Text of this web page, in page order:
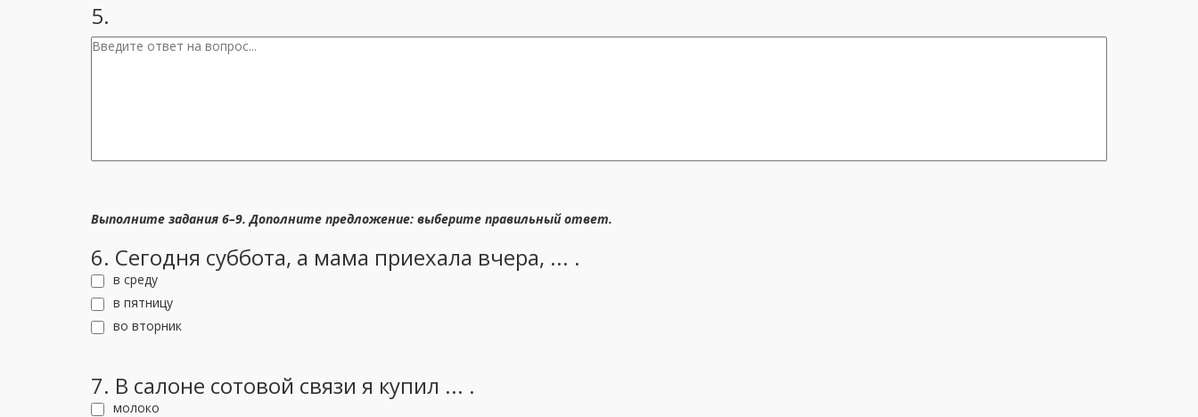
5.
Выполните задания 6–9. Дополните предложение: выберите правильный ответ.
6. Сегодня суббота, а мама приехала вчера, ... .
в среду
в пятницу
во вторник
7. В салоне сотовой связи я купил ... .
молоко